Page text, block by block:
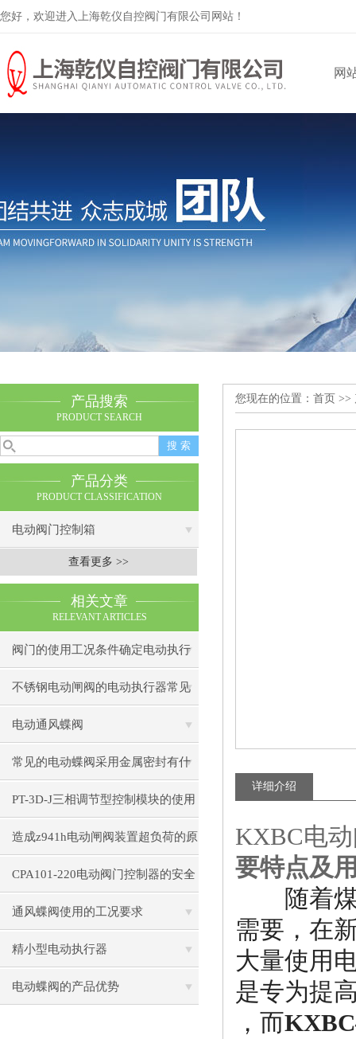
您好，欢迎进入上海乾仪自控阀门有限公司网站！
网
产品搜索
PRODUCT SEARCH
产品分类
PRODUCT CLASSIFICATION
电动阀门控制箱
查看更多 >>
相关文章
RELEVANT ARTICLES
阀门的使用工况条件确定电动执行
器选择
不锈钢电动闸阀的电动执行器常见
形式
电动通风蝶阀
常见的电动蝶阀采用金属密封有什
么优势？
PT-3D-J三相调节型控制模块的使用
要求
造成z941h电动闸阀装置超负荷的原
因
CPA101-220电动阀门控制器的安全
性分析与防护措施
通风蝶阀使用的工况要求
精小型电动执行器
电动蝶阀的产品优势
您现在的位置： 首页 >>
详细介绍
KXBC电
要特点及
随着煤
需要，在
大量使用
是专为提
，而